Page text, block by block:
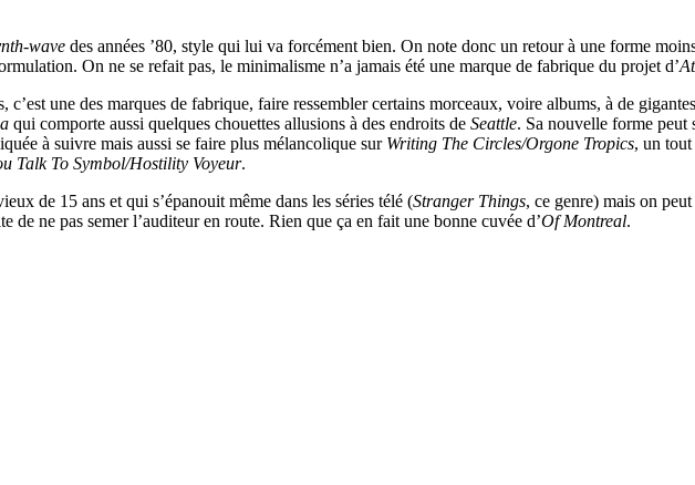
wave des années ’80, style qui lui va forcément bien. On note donc un retour à une forme
On ne se refait pas, le minimalisme n’a jamais été une marque de fabrique du projet d’
une des marques de fabrique, faire ressembler certains morceaux, voire albums, à de
qui comporte aussi quelques chouettes allusions à des endroits de Seattle. Sa nouvelle forme peut
à suivre mais aussi se faire plus mélancolique sur Writing The Circles/Orgone Tropics, un
Talk To Symbol/Hostility Voyeur.
de 15 ans et qui s’épanouit même dans les séries télé (Stranger Things, ce genre) mais on
de ne pas semer l’auditeur en route. Rien que ça en fait une bonne cuvée d’Of Montreal.